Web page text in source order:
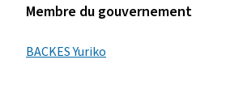
Membre du gouvernement
BACKES Yuriko